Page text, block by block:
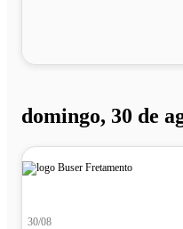
domingo, 30 de
30/08